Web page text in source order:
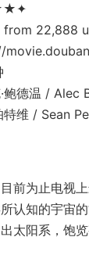
22,888
温 / Alec
Sean
为止电视上
认知的宇宙
太阳系，饱